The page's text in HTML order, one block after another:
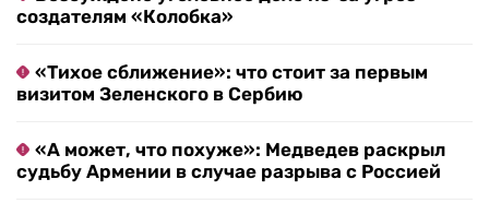
создателям «Колобка»
«Тихое сближение»: что стоит за первым
визитом Зеленского в Сербию
«А может, что похуже»: Медведев раскрыл
судьбу Армении в случае разрыва с Россией